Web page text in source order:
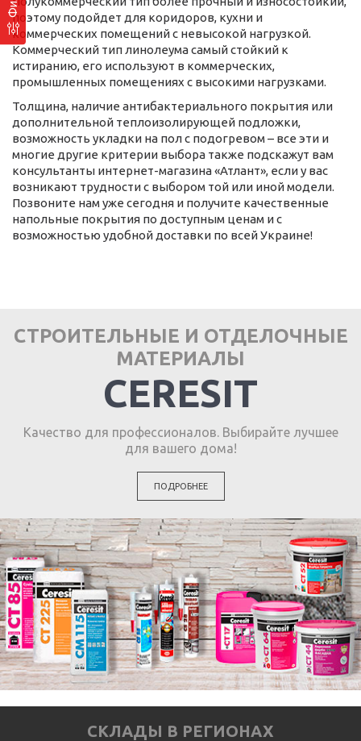
поэтому подойдет для коридоров, кухни и
коммерческих помещений с невысокой нагрузкой.
Коммерческий тип линолеума самый стойкий к
истиранию, его используют в коммерческих,
промышленных помещениях с высокими нагрузками.
Толщина, наличие антибактериального покрытия или
дополнительной теплоизолирующей подложки,
возможность укладки на пол с подогревом – все эти и
многие другие критерии выбора также подскажут вам
консультанты интернет-магазина «Атлант», если у вас
возникают трудности с выбором той или иной модели.
Позвоните нам уже сегодня и получите качественные
напольные покрытия по доступным ценам и с
возможностью удобной доставки по всей Украине!
СТРОИТЕЛЬНЫЕ И ОТДЕЛОЧНЫЕ
МАТЕРИАЛЫ
CERESIT
Качество для профессионалов. Выбирайте лучшее
для вашего дома!
ПОДРОБНЕЕ
СКЛАДЫ В РЕГИОНАХ